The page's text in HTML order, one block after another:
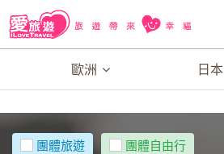
歐洲 日本
團體旅遊 團體自由行